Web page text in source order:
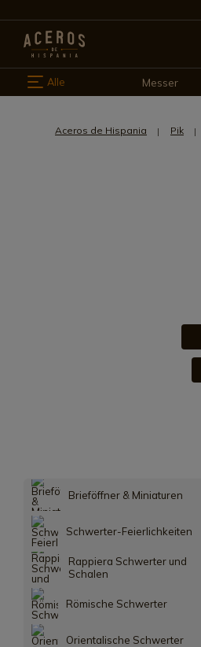
Alle Messer
Aceros de Hispania Pik
Brieföffner & Miniaturen
Schwerter-Feierlichkeiten
Rappiera Schwerter und
Schalen
Römische Schwerter
Orientalische Schwerter